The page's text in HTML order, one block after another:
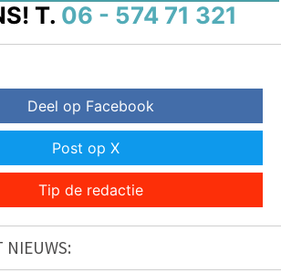
T. 06 - 574 71 321
Deel op Facebook
Post op X
Tip de redactie
NIEUWS: